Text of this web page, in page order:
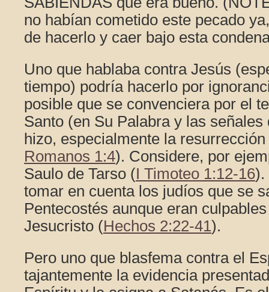
no habían cometido este pecado
de hacerlo y caer bajo esta
Uno que hablaba contra Jesús
tiempo) podría hacerlo por
posible que se convenciera por el
Santo (en Su Palabra y las
hizo, especialmente la
Romanos 1:4). Considere, por
Saulo de Tarso (I Timoteo 1:12-16).
tomar en cuenta los judíos que se
Pentecostés aunque eran
Jesucristo (Hechos 2:22-41).
Pero uno que blasfema contra el
tajantemente la evidencia